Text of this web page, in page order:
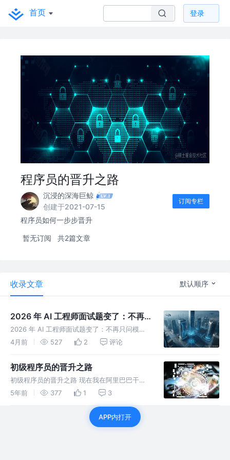
首页 登录
程序员的晋升之路
沉浸的深海巨鲸
创建于2021-07-15
订阅专栏
程序员如何一步步晋升
暂无订阅 共2篇文章
收录文章 默认顺序
2026 年 AI 工程师面试题变了：不再
只问模型原理，而是开始拷打系统能力
2026 年 AI 工程师面试题变了：不再只问模型
原理，而是开始拷打系统能力 这半年如果你在
的面经，会很明显感受到一件事： 面试题已经
4月前 527 2 评论
初级程序员的晋升之路
初级程序员的晋升之路 现在我在阿里巴巴干外
包,应该是外包的等级的天花板了,现在还在想着
甘堕落,热爱编码,这可能是一个初级程序员需要
5年前 377 1 3
APP内打开